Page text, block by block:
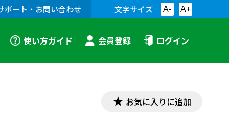
ポート・お問い合わせ 文字サイズ A- A+
使い方ガイド 会員登録 ログイン
お気に入りに追加